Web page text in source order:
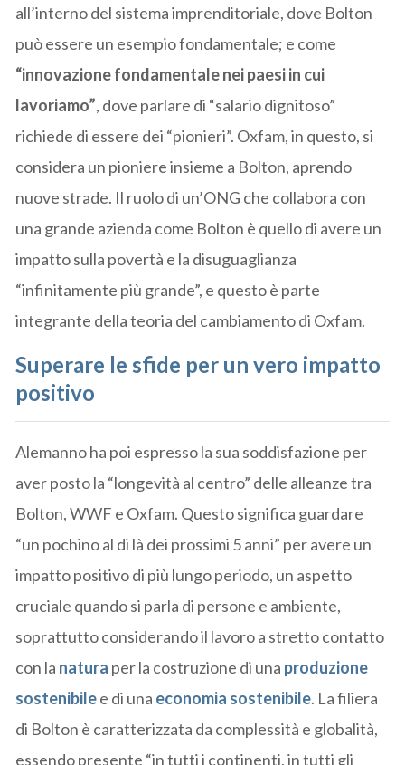
all’interno del sistema imprenditoriale, dove Bolton
può essere un esempio fondamentale; e come
“innovazione fondamentale nei paesi in cui
lavoriamo”, dove parlare di “salario dignitoso”
richiede di essere dei “pionieri”. Oxfam, in questo, si
considera un pioniere insieme a Bolton, aprendo
nuove strade. Il ruolo di un’ONG che collabora con
una grande azienda come Bolton è quello di avere un
impatto sulla povertà e la disuguaglianza
“infinitamente più grande”, e questo è parte
integrante della teoria del cambiamento di Oxfam.
Superare le sfide per un vero impatto
positivo
Alemanno ha poi espresso la sua soddisfazione per
aver posto la “longevità al centro” delle alleanze tra
Bolton, WWF e Oxfam. Questo significa guardare
“un pochino al di là dei prossimi 5 anni” per avere un
impatto positivo di più lungo periodo, un aspetto
cruciale quando si parla di persone e ambiente,
soprattutto considerando il lavoro a stretto contatto
con la natura per la costruzione di una produzione
sostenibilee di una economia sostenibile. La filiera
di Bolton è caratterizzata da complessità e globalità,
essendo presente “in tutti i continenti, in tutti gli